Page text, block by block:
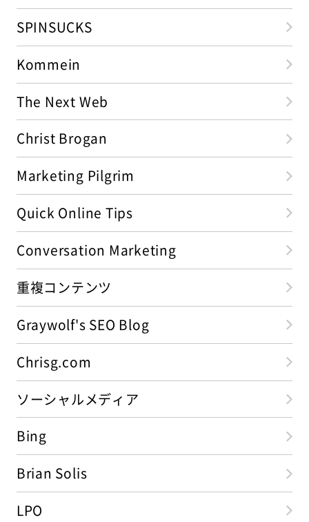
SPINSUCKS
Kommein
The Next Web
Christ Brogan
Marketing Pilgrim
Quick Online Tips
Conversation Marketing
重複コンテンツ
Graywolf's SEO Blog
Chrisg.com
ソーシャルメディア
Bing
Brian Solis
LPO